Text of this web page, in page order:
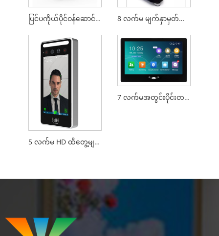
ပြင်ပကိုယ်ပိုင်ဝန်ဆောင်မှု Kiosk 8 လက်မ မျက်နှာမှတ်သားမှု ဂိတ်ကိရိယာ နံရံတွင် တပ်ဆင်ထားသည်။
5 လက်မ HD ထိတွေ့မျက်နှာပြင် မျက်နှာပြင် အသုံးပြုခွင့် ထိန်းချုပ်ကိရိယာ Linux
7 လက်မအတွင်းပိုင်းတပ်ဖွဲ့ဝင်ဗွီဒီယိုခေါ်ဆိုမှုဖုန်းများအတွက်ဖုန်းနံပါတ်